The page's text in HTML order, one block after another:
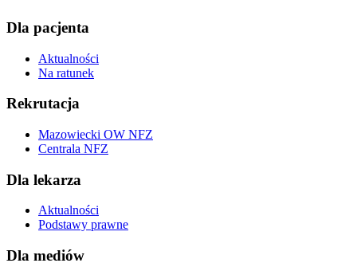
Dla pacjenta
Aktualności
Na ratunek
Rekrutacja
Mazowiecki OW NFZ
Centrala NFZ
Dla lekarza
Aktualności
Podstawy prawne
Dla mediów